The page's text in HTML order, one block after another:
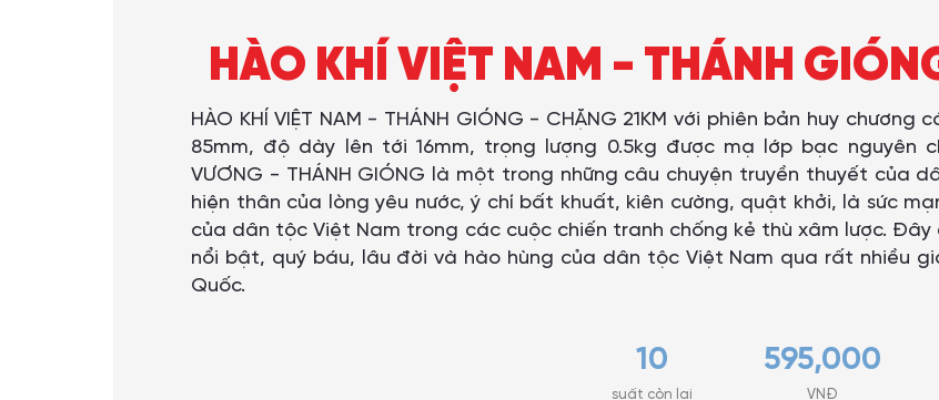
HÀO KHÍ VIỆT NAM - THÁNH
HÀO KHÍ VIỆT NAM - THÁNH GIÓNG - CHẶNG 21KM với phiên bản huy
85mm, độ dày lên tới 16mm, trọng lượng 0.5kg được mạ lớp bạc nguyên
VƯƠNG - THÁNH GIÓNG là một trong những câu chuyện truyền thuyết của
hiện thân của lòng yêu nước, ý chí bất khuất, kiên cường, quật khởi, là sức
của dân tộc Việt Nam trong các cuộc chiến tranh chống kẻ thù xâm lược.
nổi bật, quý báu, lâu đời và hào hùng của dân tộc Việt Nam qua rất nhiều
Quốc.
10
suất còn lại
595,000
VNĐ